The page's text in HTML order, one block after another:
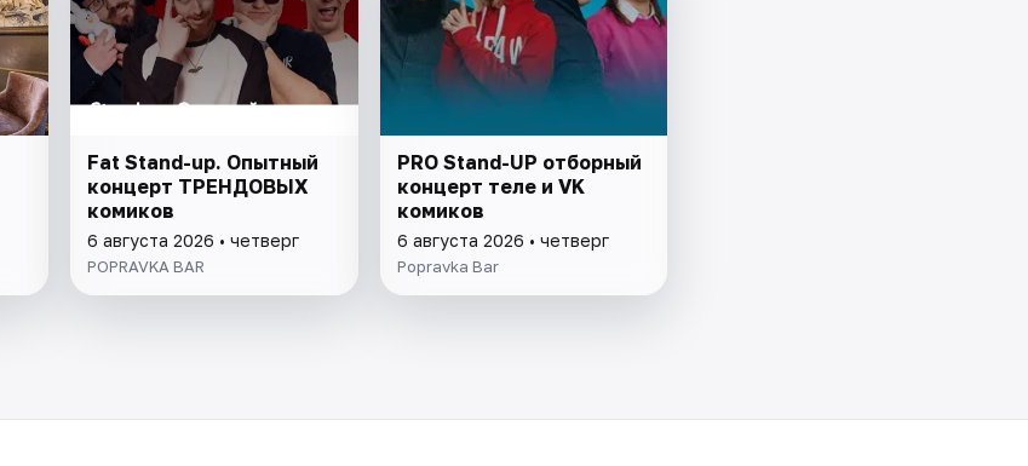
Fat Stand-up. Опытный
концерт ТРЕНДОВЫХ
комиков
6 августа 2026 • четверг
POPRAVKA BAR
PRO Stand-UP отборный
концерт теле и VK
комиков
6 августа 2026 • четверг
Popravka Bar